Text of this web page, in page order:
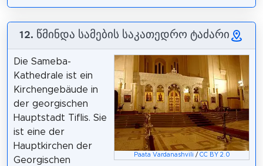
12. წმინდა სამების საკათედრო ტაძარი
Paata Vardanashvili / CC BY 2.0
Die Sameba-
Kathedrale ist ein
Kirchengebäude in
der georgischen
Hauptstadt Tiflis. Sie
ist eine der
Hauptkirchen der
Georgischen